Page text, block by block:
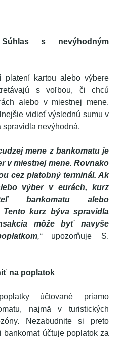
s nevýhodným
platení kartou alebo výbere
s voľbou, či chcú
alebo v miestnej mene.
vidieť výslednú sumu v
spravidla nevýhodná.
mene z bankomatu je
v miestnej mene. Rovnako
cez platobný terminál. Ak
výber v eurách, kurz
bankomatu alebo
kurz býva spravidla
môže byť navyše
,“upozorňuje S.
na poplatok
účtované priamo
najmä v turistických
Nezabudnite si preto
účtuje poplatok za